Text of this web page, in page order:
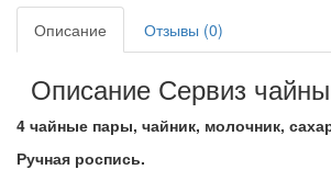
Описание
Отзывы (0)
Описание Сервиз
4 чайные пары, чайник, молочник,
Ручная роспись.